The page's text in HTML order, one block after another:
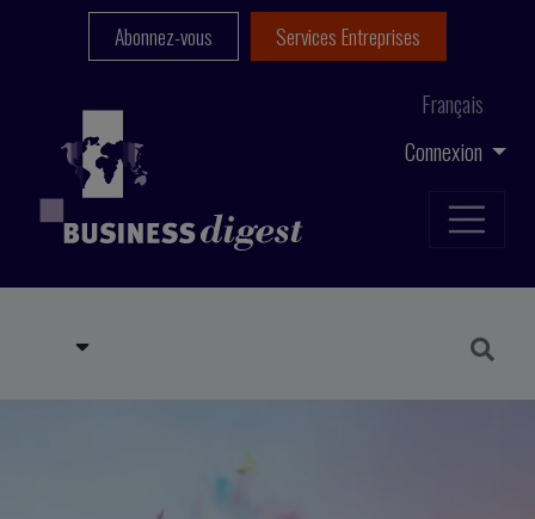
Connexion
Français
Abonnez-vous Services Entreprises